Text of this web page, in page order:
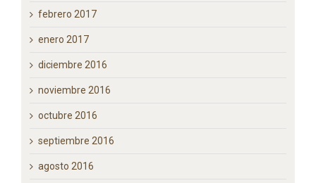
abril 2017
febrero 2017
enero 2017
diciembre 2016
noviembre 2016
octubre 2016
septiembre 2016